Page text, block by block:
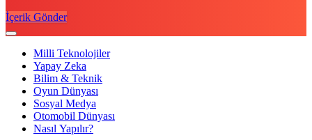
İçerik Gönder
Milli Teknolojiler
Yapay Zeka
Bilim & Teknik
Oyun Dünyası
Sosyal Medya
Otomobil Dünyası
Nasıl Yapılır?